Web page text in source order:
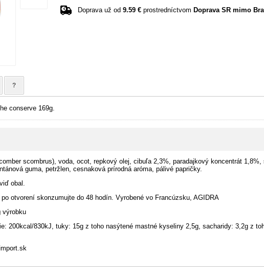
Doprava už od9.59 € prostredníctvom Doprava SR mimo
?
conserve 169g.
scombrus), voda, ocot, repkový olej, cibuľa 2,3%, paradajkový koncentrát
guma, petržlen, cesnaková prírodná aróma, pálivé papričky.
obal.
otvorení skonzumujte do 48 hodín. Vyrobené vo Francúzsku, AGIDRA
výrobku
200kcal/830kJ, tuky: 15g z toho nasýtené mastné kyseliny 2,5g, sacharidy: 3,2g z